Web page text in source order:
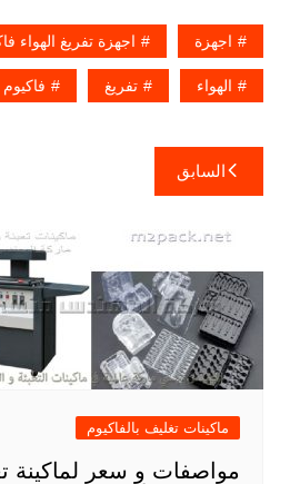
اجهزة اجهزة تفريغ الهواء
الهواء تفريغ فاكيوم
تصفّح
المقالات
السابق
ماكينات تغليف بالفاكيوم
مواصفات و سعر لماكينة